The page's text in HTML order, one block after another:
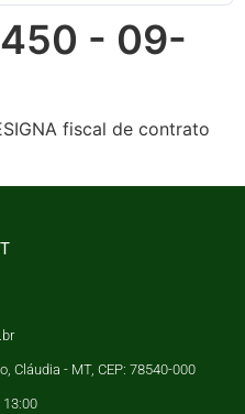
450 - 09-
fiscal de contrato
Cláudia - MT, CEP: 78540-000